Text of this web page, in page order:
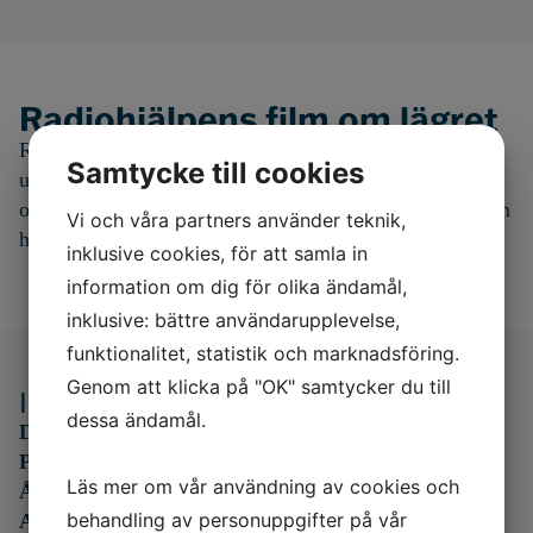
Radiohjälpens film om lägret
Radiohjälpen har genom Kronprinsessan Victorias fond
under flera år stöttat Ungdomslägret. 2016 var de med
och filmade på lägret och i filmen kan du lite av det som
händer på ett Ungdomsläger.
Information för deltagare
Datum:25–30 oktober 2026
Plats:
Ålder:13–18 år
Avgift:5 000 kr inkl. helpension (3 000 kr inkl
Samtycke till cookies
Vi och våra partners använder teknik,
inklusive cookies, för att samla in
information om dig för olika ändamål,
inklusive: bättre användarupplevelse,
funktionalitet, statistik och marknadsföring.
Genom att klicka på "OK" samtycker du till
dessa ändamål.
Läs mer om vår användning av cookies och
behandling av personuppgifter på vår